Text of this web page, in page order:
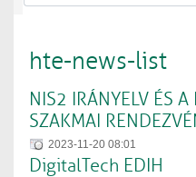
hte-news-list
NIS2 IRÁNYELV ÉS A
SZAKMAI
2023-11-20 08:01
DigitalTech EDIH